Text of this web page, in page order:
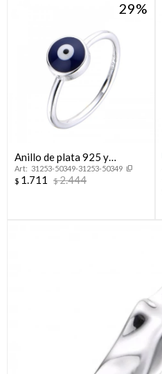
29
Anillo de plata 925 y
esmalte, OJO TURCO.
31253-50349-31253-50349
$ 1.711 $2.444